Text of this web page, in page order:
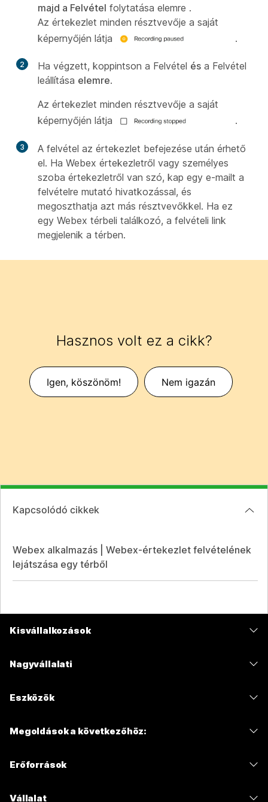
majd a Felvétel folytatása elemre .
Az értekezlet minden résztvevője a saját
képernyőjén látja
.
2 Ha végzett, koppintson a Felvétel és a Felvétel
leállítása elemre.
Az értekezlet minden résztvevője a saját
képernyőjén látja
.
3
A felvétel az értekezlet befejezése után érhető
el. Ha Webex értekezletről vagy személyes
szoba értekezletről van szó, kap egy e-mailt a
felvételre mutató hivatkozással, és
megoszthatja azt más résztvevőkkel. Ha ez
egy Webex térbeli találkozó, a felvételi link
megjelenik a térben.
Hasznos volt ez a cikk?
Igen, köszönöm! Nem igazán
Kapcsolódó cikkek
Webex alkalmazás | Webex-értekezlet felvételének
lejátszása egy térből
Kisvállalkozások
Nagyvállalati
Meetings
Eszközök
Megoldások a következőhöz:
Erőforrások
Vállalat